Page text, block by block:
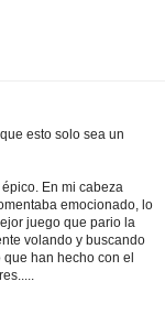
esto solo sea un
En mi cabeza
emocionado, lo
juego que pario la
volando y buscando
han hecho con el